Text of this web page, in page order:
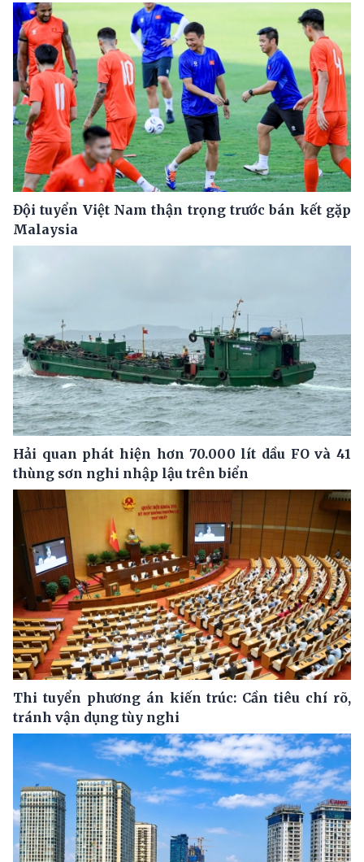
Đội tuyển Việt Nam thận trọng trước bán kết gặp
Malaysia
Hải quan phát hiện hơn 70.000 lít dầu FO và 41
thùng sơn nghi nhập lậu trên biển
Thi tuyển phương án kiến trúc: Cần tiêu chí rõ,
tránh vận dụng tùy nghi